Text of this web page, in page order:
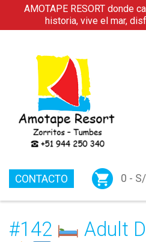
AMOTAPE RESORT donde
historia, vive el mar,
CONTACTO 0 -
#142
Adult